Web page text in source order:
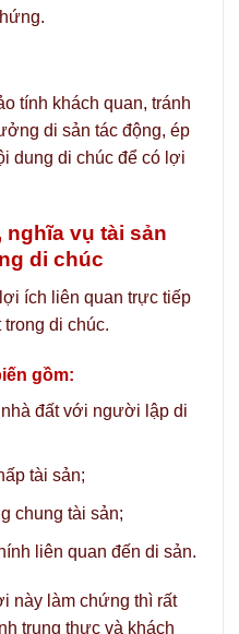
tính khách quan, tránh
di sản tác động, ép
dung di chúc để có lợi
vụ tài sản
di chúc
ích liên quan trực tiếp
di chúc.
gồm:
đất với người lập di
tài sản;
chung tài sản;
liên quan đến di sản.
này làm chứng thì rất
trung thực và khách